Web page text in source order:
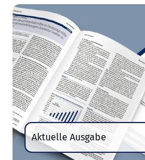
Aktuelle Ausgabe